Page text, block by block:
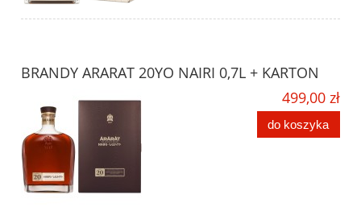
BRANDY ARARAT 20YO NAIRI 0,7L + KARTON
499,00 zł
do koszyka